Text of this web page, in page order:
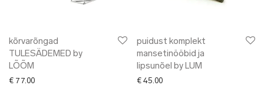
kõrvarõngad
TULESÄDEMED by
LÕÕM
€ 77.00
puidust komplekt
mansetinööbid ja
lipsunõel by LUM
€ 45.00